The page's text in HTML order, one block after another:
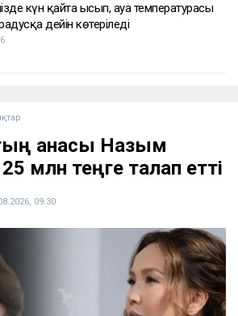
күн қайта ысып, ауа температурасы
дейін көтеріледі
анасы Назым
25 млн теңге талап етті
09:30